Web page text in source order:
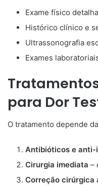
Exame físico
Histórico clínico e
Ultrassonografia
Exames
para Dor
O tratamento depende
Antibióticos e
Cirurgia imediata –
Correção cirúrgica